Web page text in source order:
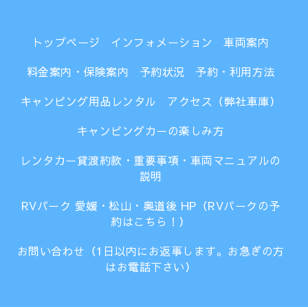
トップページ インフォメーション
車両案内
料金案内・保険案内
予約状況
予約・利用方法
キャンピング用品レンタル
アクセス（弊社車庫）
キャンピングカーの楽しみ方
レンタカー貸渡約款・重要事項・車両マニュアルの
説明
RVパーク 愛媛・松山・奥道後 HP（RVパークの予
約はこちら！）
お問い合わせ（1日以内にお返事します。お急ぎの方
はお電話下さい）